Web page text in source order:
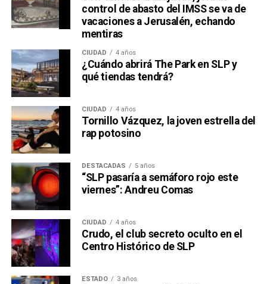
control de abasto del IMSS se va de
vacaciones a Jerusalén, echando
mentiras
CIUDAD 4 años
¿Cuándo abrirá The Park en SLP y
qué tiendas tendrá?
CIUDAD 4 años
Tornillo Vázquez, la joven estrella del
rap potosino
DESTACADAS 5 años
“SLP pasaría a semáforo rojo este
viernes”: Andreu Comas
CIUDAD 4 años
Crudo, el club secreto oculto en el
Centro Histórico de SLP
ESTADO 3 años